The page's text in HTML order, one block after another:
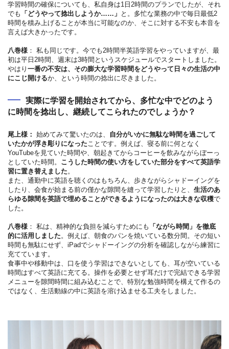
学習時間の確保についても、私自身は1日2時間のプランでしたが、それ
でも 「どうやって捻出しようか……」 と。多忙な業務の中で毎日最低2
時間を積み上げることが本当に可能なのか、そこに対する不安も本音を
言えば大きかったです。
八巻様 ： 私も同じです。今でも2時間半英語学習をやっていますが、最
初は平日2時間、週末は3時間というスケジュールでスタートしました。
やはり 一番の不安は、その膨大な学習時間をどうやって日々の生活の中
にこじ開けるか、という時間の捻出に尽きました。
実際に学習を開始されてから、多忙な中でどのよう
に時間を捻出し、継続してこられたのでしょうか？
尾上様： 始めてみて驚いたのは、 自分がいかに無駄な時間を過ごして
いたかが浮き彫りになったことです。例えば、寝る前に何となく
YouTubeを見ていた時間や、朝起きてからコーヒーを飲みながらぼーっ
としていた時間。 こうした時間の使い方をしていた部分をすべて英語学
習に置き替えました。
また、通勤中に英語を聴くのはもちろん、歩きながらシャドーイングを
したり、会食が始まる前の僅かな隙間を縫って学習したりと、 生活のあ
らゆる隙間を英語で埋めることができるようになったのは大きな収穫で
した。
八巻様 ： 私は、精神的な負担を減らすためにも 「ながら時間」を徹底
的に活用しました。例えば、朝食のパンを焼いている数分間。その短い
時間も無駄にせず、iPadでシャドーイングの分析を確認しながら練習に
充てています。
食事中や移動中は、口を使う学習はできないとしても、耳が空いている
時間はすべて英語に充てる。操作を必要とせず耳だけで完結できる学習
メニューを隙間時間に組み込むことで、特別な勉強時間を構えて作るの
ではなく、生活動線の中に英語を溶け込ませる工夫をしました。